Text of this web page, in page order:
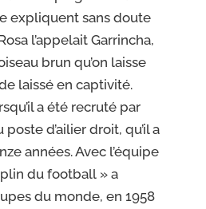
expliquent sans doute
l’appelait Garrincha,
brun qu’on laisse
laissé en captivité.
a été recruté par
poste d’ailier droit, qu’il a
années.Avec l’équipe
du football » a
du monde, en 1958